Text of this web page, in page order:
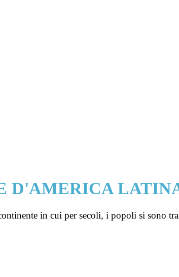
D'AMERICA
in cui per secoli, i popoli si sono